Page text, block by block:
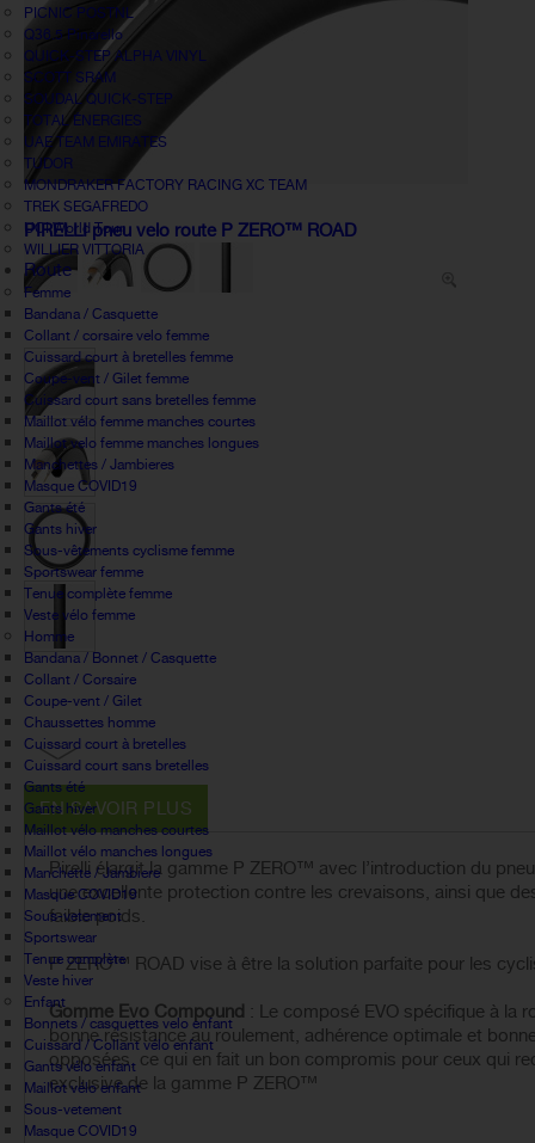
PICNIC POSTNL
Q36.5 Pinarello
QUICK-STEP ALPHA VINYL
SCOTT SRAM
SOUDAL QUICK-STEP
TOTAL ÉNERGIES
UAE TEAM EMIRATES
TUDOR
MONDRAKER FACTORY RACING XC TEAM
TREK SEGAFREDO
UCI World Tour
WILLIER VITTORIA
Route
Femme
Bandana / Casquette
Collant / corsaire velo femme
Cuissard court à bretelles femme
Coupe-vent / Gilet femme
Cuissard court sans bretelles femme
Maillot vélo femme manches courtes
Maillot velo femme manches longues
Manchettes / Jambieres
Masque COVID19
Gants été
Gants hiver
Sous-vêtements cyclisme femme
Sportswear femme
Tenue complète femme
Veste vélo femme
Homme
Bandana / Bonnet / Casquette
Collant / Corsaire
Coupe-vent / Gilet
Chaussettes homme
Cuissard court à bretelles
Cuissard court sans bretelles
Gants été
Gants hiver
Maillot vélo manches courtes
Maillot vélo manches longues
Manchette / Jambiere
Masque COVID19
Sous-vetement
Sportswear
Tenue complète
Veste hiver
Enfant
Bonnets / casquettes velo enfant
Cuissard / Collant vélo enfant
Gants vélo enfant
Maillot vélo enfant
Sous-vetement
Masque COVID19
PIRELLI pneu velo route P ZERO™ ROAD
EN SAVOIR PLUS
Pirelli élargit la gamme P ZERO™ avec l’introduction du
une excellente protection contre les crevaisons, ainsi que
faible poids.
P ZERO™ ROAD vise à être la solution parfaite pour les
Gomme Evo Compound : Le composé EVO spécifique à la
bonne résistance au roulement, adhérence optimale et
opposées, ce qui en fait un bon compromis pour ceux qui
exclusive de la gamme P ZERO™